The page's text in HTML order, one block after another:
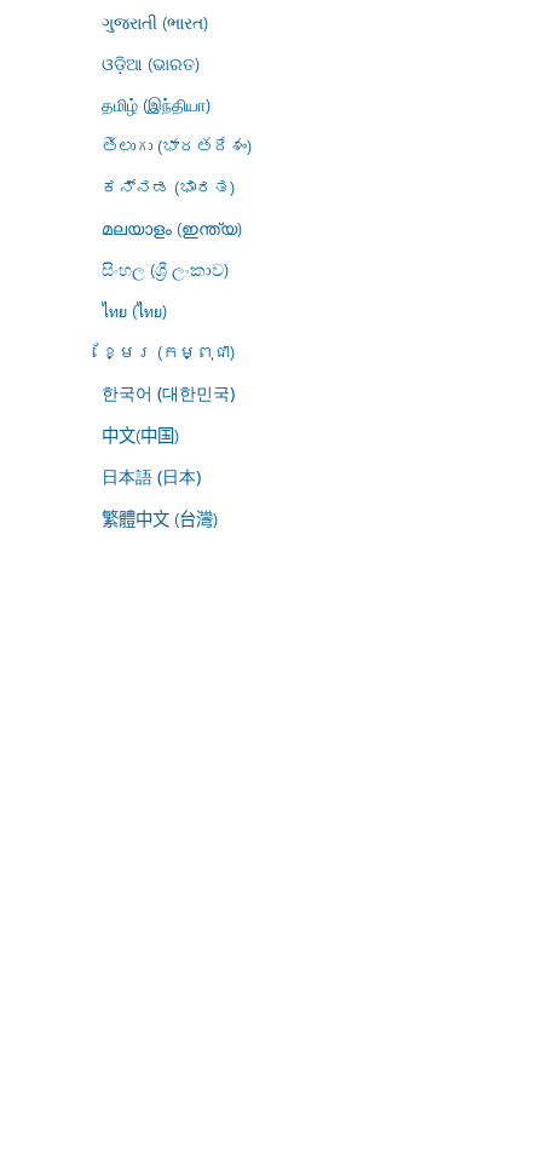
ગુજરાતી (ભારત)
ଓଡ଼ିଆ (ଭାରତ)
தமிழ் (இந்தியா)
తెలుగు (భారతదేశం)
ಕನ್ನಡ (ಭಾರತ)
മലയാളം (ഇന്ത്യ)
සිංහල (ශ්‍රී ලංකාව)
ไทย (ไทย)
ខ្មែរ (កម្ពុជា)
한국어 (대한민국)
中文(中国)
日本語 (日本)
繁體中文 (台灣)